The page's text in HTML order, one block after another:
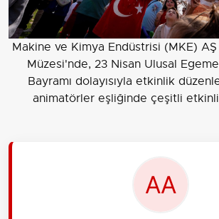
Makine ve Kimya Endüstrisi (MKE)
Müzesi'nde, 23 Nisan Ulusal
Bayramı dolayısıyla etkinlik
animatörler eşliğinde çeşitli